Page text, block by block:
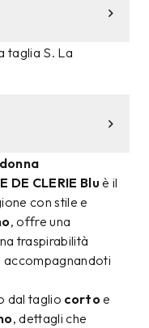
taglia S. La
DE CLERIE Bluè il
con stile e
, offre una
traspirabilità
dal taglio corto e
, dettagli che